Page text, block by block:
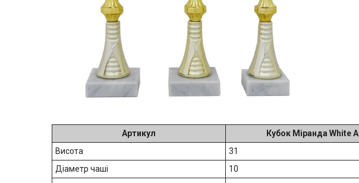
Артикул Кубок Міранда White A
Висота
31
Діаметр чаші
10